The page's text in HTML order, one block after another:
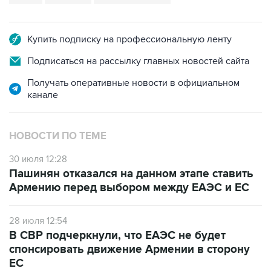
Купить подписку на профессиональную ленту
Подписаться на рассылку главных новостей сайта
Получать оперативные новости в официальном
канале
НОВОСТИ ПО ТЕМЕ
30 июля 12:28
Пашинян отказался на данном этапе ставить
Армению перед выбором между ЕАЭС и ЕС
28 июля 12:54
В СВР подчеркнули, что ЕАЭС не будет
спонсировать движение Армении в сторону
ЕС